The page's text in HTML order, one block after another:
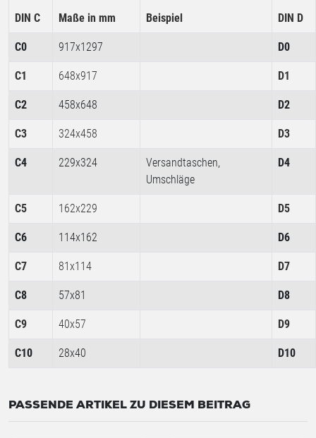
DIN C Maße in mm Beispiel DIN D
C0 917x1297 D0
C1 648x917 D1
C2 458x648 D2
C3 324x458 D3
C4 229x324
Versandtaschen,
Umschläge
D4
C5 162x229 D5
C6 114x162 D6
C7 81x114 D7
C8 57x81 D8
C9 40x57 D9
C10 28x40 D10
PASSENDE ARTIKEL ZU DIESEM BEITRAG